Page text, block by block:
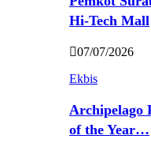
Hi-Tech Mall
07/07/2026
Ekbis
Archipelago
of the Year…